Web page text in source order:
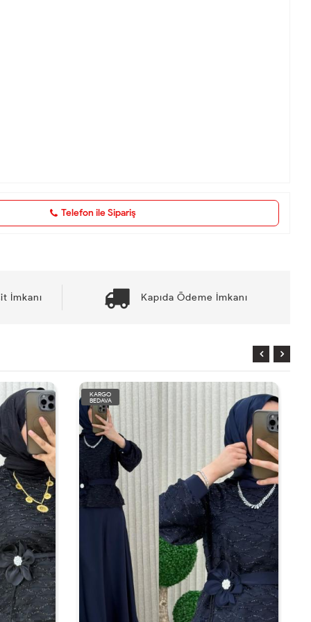
Telefon ile Sipariş
İmkanı Kapıda Ödeme İmkanı
KARGO
BEDAVA